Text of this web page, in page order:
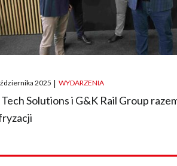
2025 | WYDARZENIA
Tech Solutions i G&K Rail Group